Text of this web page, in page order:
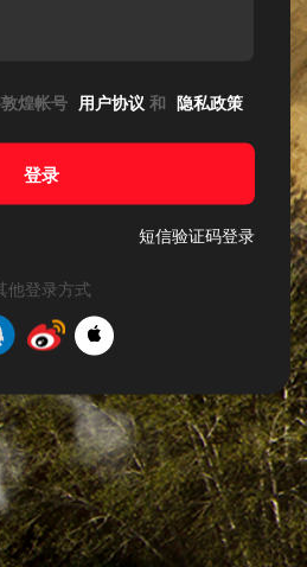
煌帐号 用户协议 和 隐私政策
登录
短信验证码登录
他登录方式